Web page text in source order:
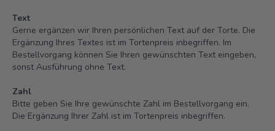
Text
Gerne ergänzen wir Ihren persönlichen Text auf der Torte. Die
Ergänzung Ihres Textes ist im Tortenpreis inbegriffen. Im
Bestellvorgang können Sie Ihren gewünschten Text eingeben,
sonst Ausführung ohne Text.
Zahl
Bitte geben Sie Ihre gewünschte Zahl im Bestellvorgang ein.
Die Ergänzung Ihrer Zahl ist im Tortenpreis inbegriffen.